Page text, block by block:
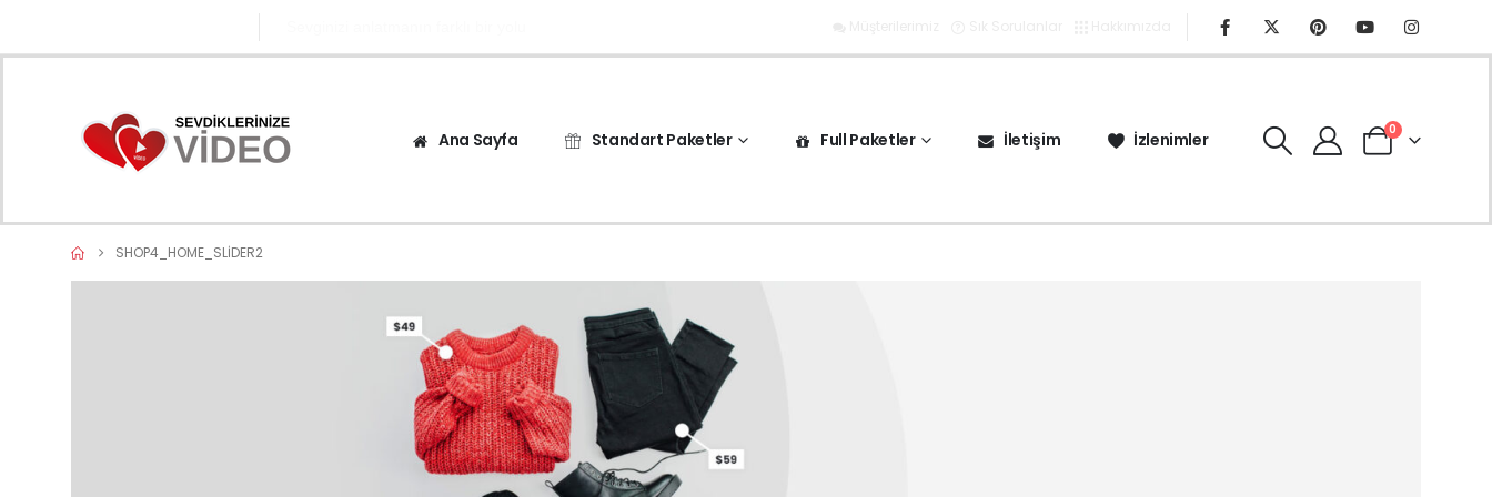
Ana Sayfa Standart Paketler Full Paketler İletişim İzlenimler 0
SHOP4_HOME_SLIDER2